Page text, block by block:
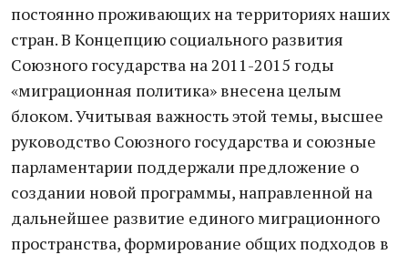
постоянно проживающих на территориях наших
стран. В Концепцию социального развития
Союзного государства на 2011-2015 годы
«миграционная политика» внесена целым
блоком. Учитывая важность этой темы, высшее
руководство Союзного государства и союзные
парламентарии поддержали предложение о
создании новой программы, направленной на
дальнейшее развитие единого миграционного
пространства, формирование общих подходов в